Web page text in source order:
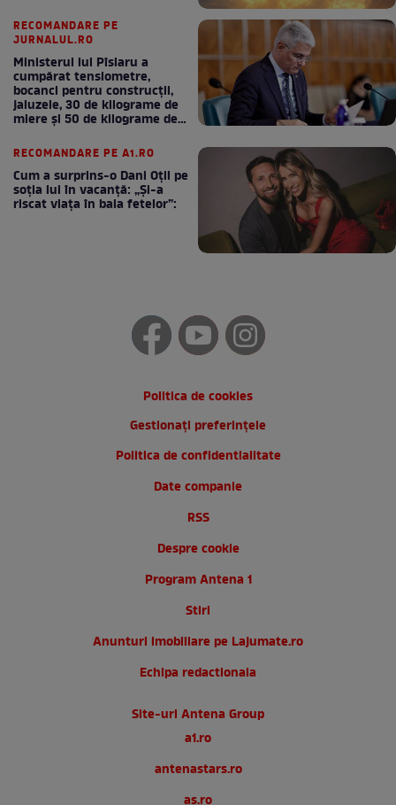
RECOMANDARE PE
JURNALUL.RO
Ministerul lui Pîslaru a
cumpărat tensiometre,
bocanci pentru construcții,
jaluzele, 30 de kilograme de
miere și 50 de kilograme de
RECOMANDARE PE A1.RO
Cum a surprins-o Dani Oțil pe
soția lui în vacanță: „Și-a
riscat viața în baia fetelor”:
Politica de cookies
Gestionați preferințele
Politica de confidentialitate
Date companie
RSS
Despre cookie
Program Antena 1
Stiri
Anunturi imobiliare pe Lajumate.ro
Echipa redactionala
Site-uri Antena Group
a1.ro
antenastars.ro
as.ro